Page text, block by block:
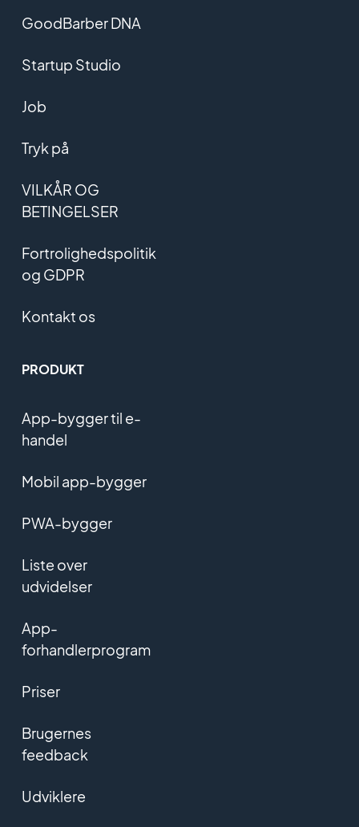
GoodBarber DNA
Startup Studio
Job
Tryk på
VILKÅR OG
BETINGELSER
Fortrolighedspolitik
og GDPR
Kontakt os
PRODUKT
App-bygger til e-
handel
Mobil app-bygger
PWA-bygger
Liste over
udvidelser
App-
forhandlerprogram
Priser
Brugernes
feedback
Udviklere